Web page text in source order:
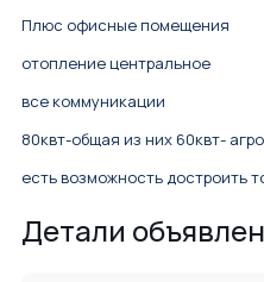
Плюс офисные помещения
отопление центральное
все коммуникации
80квт-общая из них 60квт-
есть возможность достроить
Детали